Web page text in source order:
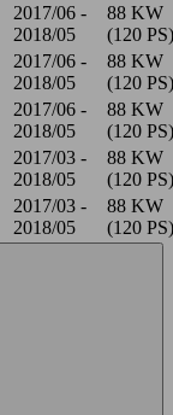
2017/06 -
2018/05
88 KW
(120 PS)
2017/06 -
2018/05
88 KW
(120 PS)
2017/06 -
2018/05
88 KW
(120 PS)
2017/03 -
2018/05
88 KW
(120 PS)
2017/03 -
2018/05
88 KW
(120 PS)